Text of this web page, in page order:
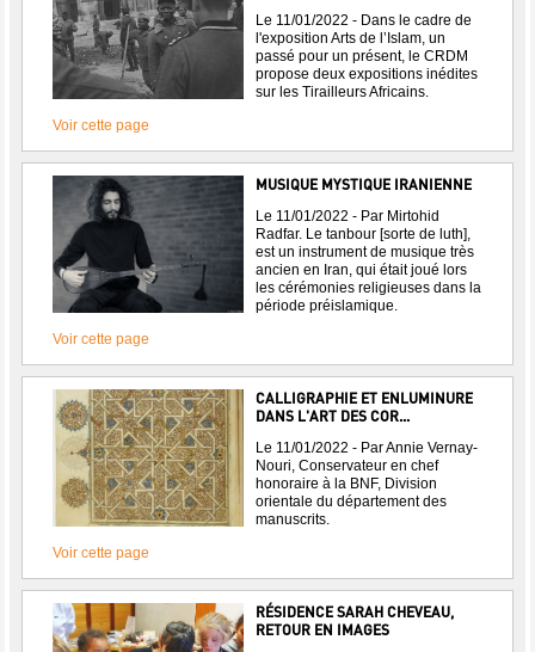
Le 11/01/2022 - Dans le cadre de
l'exposition Arts de l’Islam, un
passé pour un présent, le CRDM
propose deux expositions inédites
sur les Tirailleurs Africains.
Voir cette page
MUSIQUE MYSTIQUE IRANIENNE
Le 11/01/2022 - Par Mirtohid
Radfar. Le tanbour [sorte de luth],
est un instrument de musique très
ancien en Iran, qui était joué lors
les cérémonies religieuses dans la
période préislamique.
Voir cette page
CALLIGRAPHIE ET ENLUMINURE
DANS L'ART DES COR...
Le 11/01/2022 - Par Annie Vernay-
Nouri, Conservateur en chef
honoraire à la BNF, Division
orientale du département des
manuscrits.
Voir cette page
RÉSIDENCE SARAH CHEVEAU,
RETOUR EN IMAGES